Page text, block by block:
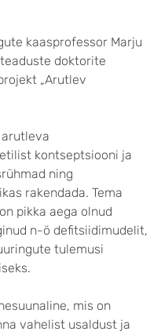
kaasprofessor Marju
doktorite
„Arutlev
kontseptsiooni ja
ning
rakendada. Tema
pikka aega olnud
n-ö defitsiidimudelit,
tulemusi
mis on
vahelist usaldust ja